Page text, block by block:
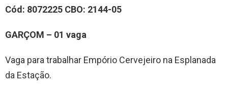
Cód: 8072225 CBO: 2144-05
GARÇOM – 01 vaga
Vaga para trabalhar Empório Cervejeiro na Esplanada
da Estação.